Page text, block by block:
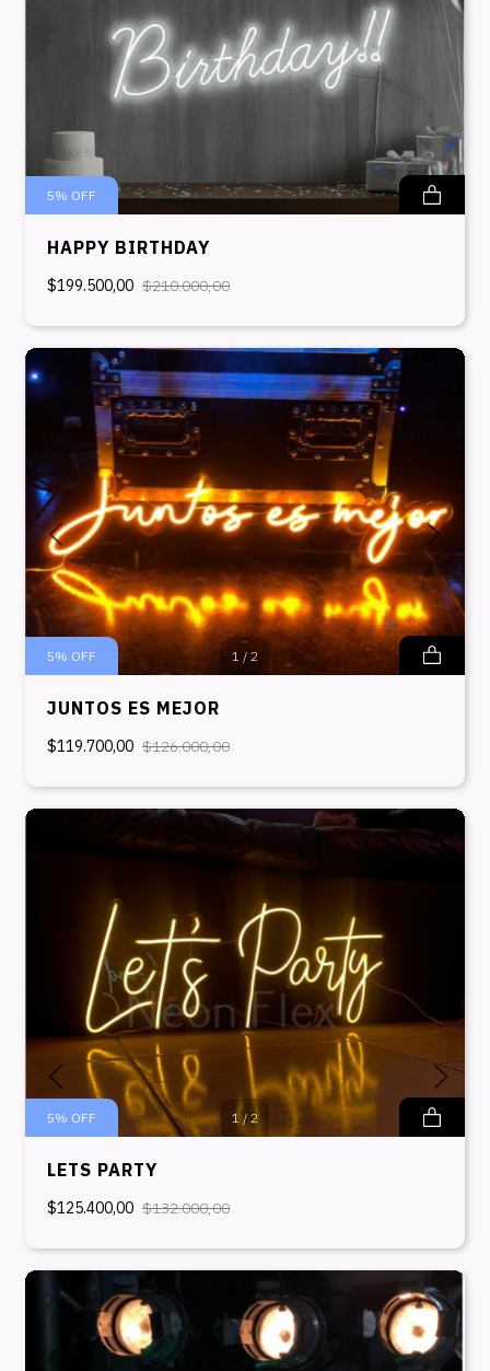
5% OFF
HAPPY BIRTHDAY
$199.500,00 $210.000,00
1 / 2
5% OFF
JUNTOS ES MEJOR
$119.700,00 $126.000,00
1 / 2
5% OFF
LETS PARTY
$125.400,00 $132.000,00